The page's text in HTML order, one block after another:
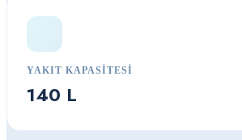
YAKIT KAPASITESI
140 L